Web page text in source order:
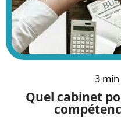
3
Quel cabinet